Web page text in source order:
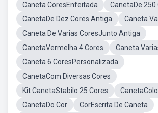
Caneta CoresEnfeitada
CanetaDe 250
CanetaDe Dez Cores Antiga
Caneta
Caneta De Varias CoresJunto Antiga
CanetaVermelha 4 Cores
Caneta
Caneta 6 CoresPersonalizada
CanetaCom Diversas Cores
Kit CanetaStabilo 25 Cores
CanetaDo Cor
CorEscrita De Caneta